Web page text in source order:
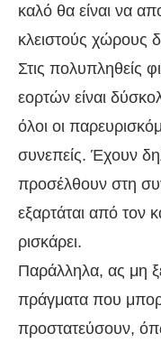
καλό θα είναι να
κλειστούς χώρους
Στις πολυπληθείς
εορτών είναι
όλοι οι
συνεπείς. Έχουν
προσέλθουν στη
εξαρτάται από τον
ρισκάρει.
Παράλληλα, ας μη
πράγματα που
προστατεύσουν,